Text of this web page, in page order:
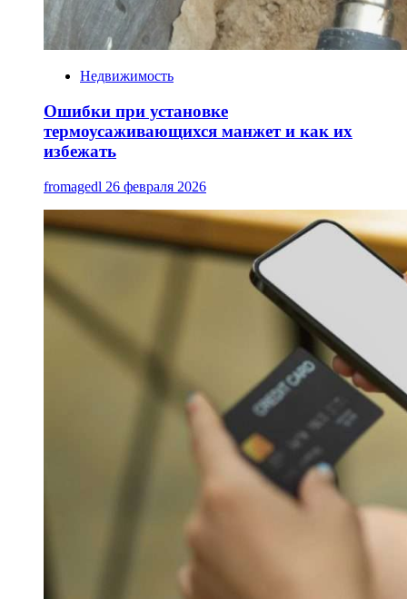
Недвижимость
Ошибки при установке
термоусаживающихся манжет и как их
избежать
fromagedl 26 февраля 2026